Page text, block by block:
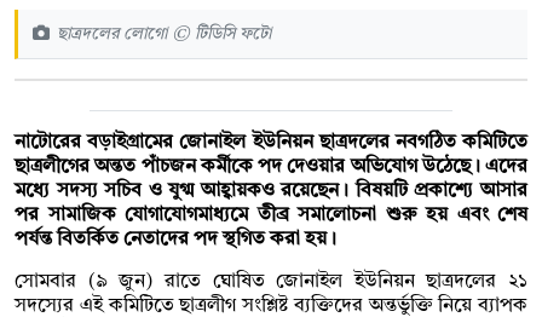
ছাত্রদলের লোগো © টিডিসি ফটো
নাটোরের বড়াইগ্রামের জোনাইল ইউনিয়ন ছাত্রদলের নবগঠিত কমিটিতে
ছাত্রলীগের অন্তত পাঁচজন কর্মীকে পদ দেওয়ার অভিযোগ উঠেছে। এদের
মধ্যে সদস্য সচিব ও যুগ্ম আহ্বায়কও রয়েছেন। বিষয়টি প্রকাশ্যে আসার
পর সামাজিক যোগাযোগমাধ্যমে তীব্র সমালোচনা শুরু হয় এবং শেষ
পর্যন্ত বিতর্কিত নেতাদের পদ স্থগিত করা হয়।
সোমবার (৯ জুন) রাতে ঘোষিত জোনাইল ইউনিয়ন ছাত্রদলের ২১
সদস্যের এই কমিটিতে ছাত্রলীগ সংশ্লিষ্ট ব্যক্তিদের অন্তর্ভুক্তি নিয়ে ব্যাপক